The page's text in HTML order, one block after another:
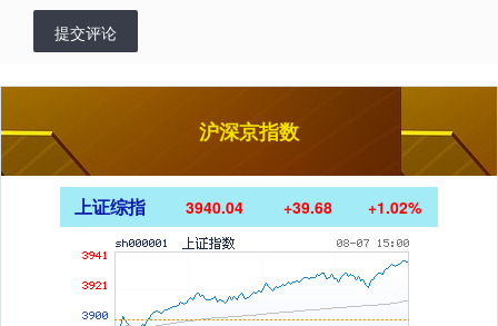
提交评论
沪深京指数
上证综指 3940.04 +39.68 +1.02%